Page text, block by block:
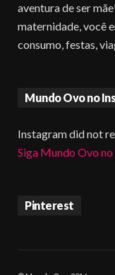
aventura de ser
maternidade, você
consumo, festas,
Mundo Ovo no
Instagram did not
Siga Mundo Ovo
Pinterest